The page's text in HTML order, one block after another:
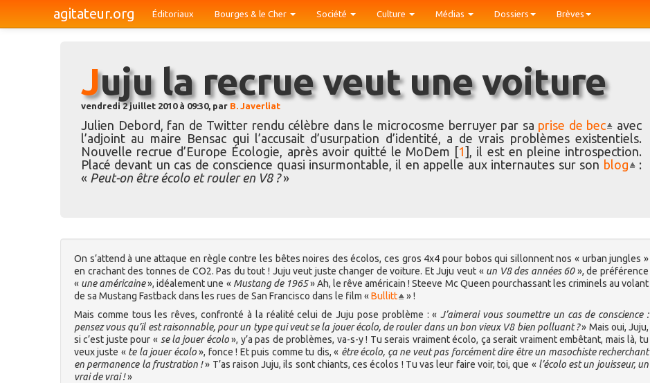
agitateur.org Éditoriaux Bourges & le Cher Société Culture Médias Dossiers Brèves
Juju la recrue veut une voiture
vendredi 2 juillet 2010 à 09:30, par B. Javerliat
Julien Debord, fan de Twitter rendu célèbre dans le microcosme berruyer par sa prise de bec
avec
l’adjoint au maire Bensac qui l’accusait d’usurpation d’identité, a de vrais problèmes existentiels.
Nouvelle recrue d’Europe Écologie, après avoir quitté le MoDem [1] , il est en pleine introspection.
Placé devant un cas de conscience quasi insurmontable, il en appelle aux internautes sur son blog :
« Peut-on être écolo et rouler en V8 ?»
On s’attend à une attaque en règle contre les bêtes noires des écolos, ces gros 4x4 pour bobos qui sillonnent nos « urban jungles »
en crachant des tonnes de CO2. Pas du tout ! Juju veut juste changer de voiture. Et Juju veut « un V8 des années 60», de préférence
« une américaine», idéalement une « Mustang de 1965» Ah, le rêve américain ! Steeve Mc Queen pourchassant les criminels au volant
de sa Mustang Fastback dans les rues de San Francisco dans le film «Bullitt
» !
Mais comme tous les rêves, confronté à la réalité celui de Juju pose problème : «J’aimerai vous soumettre un cas de conscience :
pensez vous qu’il est raisonnable, pour un type qui veut se la jouer écolo, de rouler dans un bon vieux V8 bien polluant ?» Mais oui, Juju,
si c’est juste pour « se la jouer écolo», y’a pas de problèmes, va-s-y ! Tu serais vraiment écolo, ça serait vraiment embêtant, mais là, tu
veux juste « te la jouer écolo», fonce ! Et puis comme tu dis, « être écolo, ça ne veut pas forcément dire être un masochiste recherchant
en permanence la frustration !» T’as raison Juju, ils sont chiants, ces écolos ! Tu vas leur faire voir, toi, que « l’écolo est un jouisseur, un
vrai de vrai !»